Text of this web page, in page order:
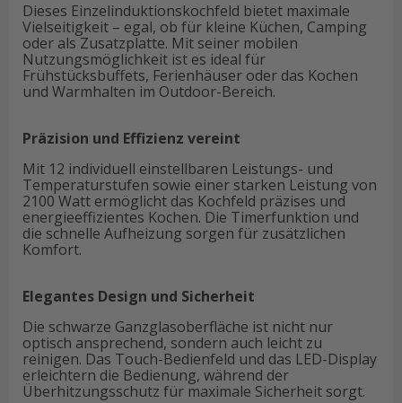
Dieses Einzelinduktionskochfeld bietet maximale
Vielseitigkeit – egal, ob für kleine Küchen, Camping
oder als Zusatzplatte. Mit seiner mobilen
Nutzungsmöglichkeit ist es ideal für
Frühstücksbuffets, Ferienhäuser oder das Kochen
und Warmhalten im Outdoor-Bereich.
Präzision und Effizienz vereint
Mit 12 individuell einstellbaren Leistungs- und
Temperaturstufen sowie einer starken Leistung von
2100 Watt ermöglicht das Kochfeld präzises und
energieeffizientes Kochen. Die Timerfunktion und
die schnelle Aufheizung sorgen für zusätzlichen
Komfort.
Elegantes Design und Sicherheit
Die schwarze Ganzglasoberfläche ist nicht nur
optisch ansprechend, sondern auch leicht zu
reinigen. Das Touch-Bedienfeld und das LED-Display
erleichtern die Bedienung, während der
Überhitzungsschutz für maximale Sicherheit sorgt.